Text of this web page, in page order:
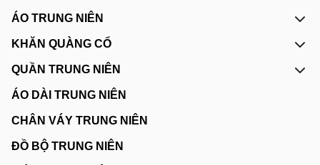
ÁO TRUNG NIÊN
KHĂN QUÀNG CỔ
QUẦN TRUNG NIÊN
ÁO DÀI TRUNG NIÊN
CHÂN VÁY TRUNG NIÊN
ĐỒ BỘ TRUNG NIÊN